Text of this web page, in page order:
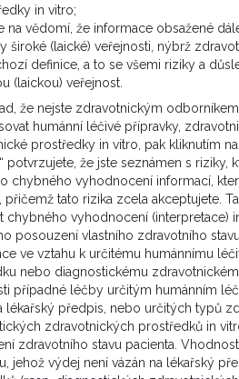
VÍCE ZDE
k odběru e-mailu.
Partneři
in vitro;
na vědomí, že informace obsažené
široké (laické) veřejnosti, nýbrž
definice, a to se všemi riziky a
(laickou) veřejnost.
že nejste zdravotnickým
humánní léčivé přípravky,
prostředky in vitro, pak kliknutím
potvrzujete, že jste seznámen s riziky,
chybného vyhodnocení informací,
přičemž tato rizika zcela akceptujete.
chybného vyhodnocení (interpretace)
posouzení vlastního zdravotního
ve vztahu k určitému humánnímu
nebo diagnostickému
případné léčby určitým humánním
lékařský předpis, nebo určitých typů
zdravotnických prostředků in
zdravotního stavu pacienta.
jehož výdej není vázán na lékařský